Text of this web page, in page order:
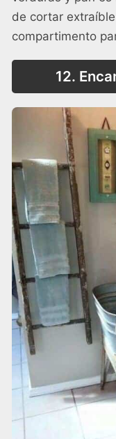
de cortar
compartimento
12.